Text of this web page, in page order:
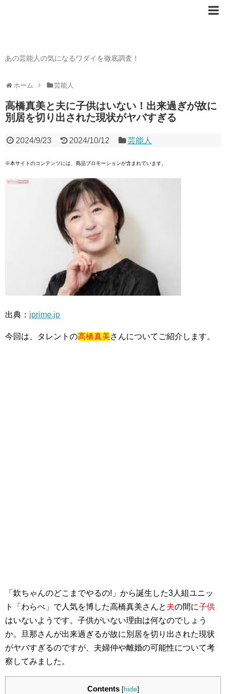
あの芸能人の気になるワダイを徹底調査！
ホーム 芸能人
高橋真美と夫に子供はいない！出来過ぎが故に
別居を切り出された現状がヤバすぎる
2024/9/23 2024/10/12 芸能人
※本サイトのコンテンツには、商品プロモーションが含まれています。
出典： jprime.jp
今回は、タレントの高橋真美さんについてご紹介します。
「欽ちゃんのどこまでやるの!」から誕生した3人組ユニッ
ト「わらべ」で人気を博した高橋真美さんと 夫の間に子供
はいないようです。子供がいない理由は何なのでしょう
か。旦那さんが出来過ぎるが故に別居を切り出された現状
がヤバすぎるのですが、夫婦仲や離婚の可能性について考
察してみました。
Contents [hide]